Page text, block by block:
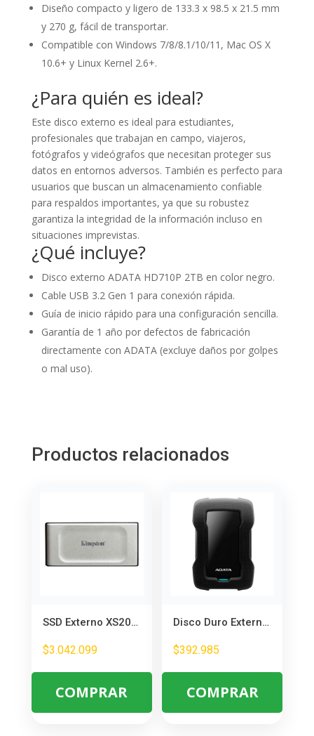
Diseño compacto y ligero de 133.3 x 98.5 x 21.5 mm
y 270 g, fácil de transportar.
Compatible con Windows 7/8/8.1/10/11, Mac OS X
10.6+ y Linux Kernel 2.6+.
¿Para quién es ideal?
Este disco externo es ideal para estudiantes,
profesionales que trabajan en campo, viajeros,
fotógrafos y videógrafos que necesitan proteger sus
datos en entornos adversos. También es perfecto para
usuarios que buscan un almacenamiento confiable
para respaldos importantes, ya que su robustez
garantiza la integridad de la información incluso en
situaciones imprevistas.
¿Qué incluye?
Disco externo ADATA HD710P 2TB en color negro.
Cable USB 3.2 Gen 1 para conexión rápida.
Guía de inicio rápido para una configuración sencilla.
Garantía de 1 año por defectos de fabricación
directamente con ADATA (excluye daños por golpes
o mal uso).
Productos relacionados
SSD Externo XS2000 4TB USB-C 3.2 – Almacenamiento Rápido y Portátil
$3.042.099
COMPRAR
Disco Duro Externo ADATA AHD330 1TB – Antigolpes y Resistente al Agua
$392.985
COMPRAR